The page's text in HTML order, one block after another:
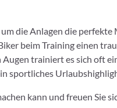
die Anlagen die
beim Training einen
trainiert es sich oft
sportliches
kann und freuen Sie